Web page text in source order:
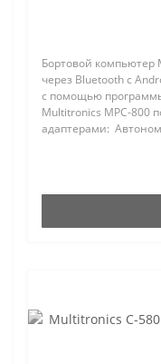
Бортовой компьютер
через Bluetooth с
с помощью
Multitronics MPC-800
адаптерами: